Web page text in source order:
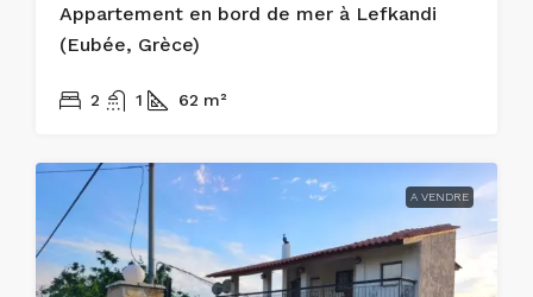
Appartement en bord de mer à Lefkandi
(Eubée, Grèce)
2 1 62 m²
A VENDRE